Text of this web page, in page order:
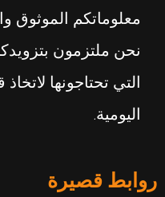
معلوماتكم الموثوق
نحن ملتزمون
التي تحتاجونها
اليومية.
روابط قصيرة